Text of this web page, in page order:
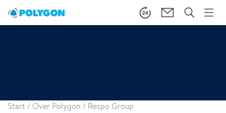
Start / Over Polygon / Respo Group